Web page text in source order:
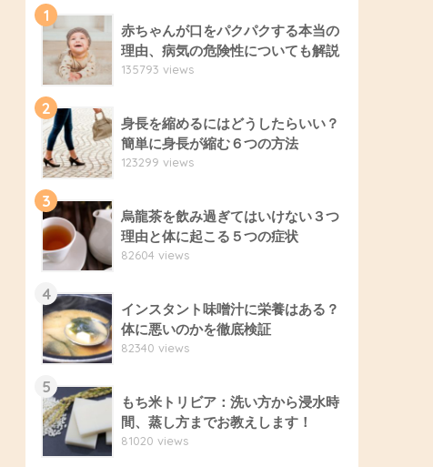
1
赤ちゃんが口をパクパクする本当の
理由、病気の危険性についても解説
135793 views
2
身長を縮めるにはどうしたらいい？
簡単に身長が縮む６つの方法
123299 views
3
烏龍茶を飲み過ぎてはいけない３つ
理由と体に起こる５つの症状
82604 views
4
インスタント味噌汁に栄養はある？
体に悪いのかを徹底検証
82340 views
5
もち米トリビア：洗い方から浸水時
間、蒸し方までお教えします！
81020 views